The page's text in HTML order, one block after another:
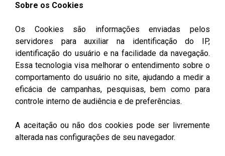
Sobre os Cookies
Os Cookies são informações enviadas pelos
servidores para auxiliar na identificação do IP,
identificação do usuário e na facilidade da navegação.
Essa tecnologia visa melhorar o entendimento sobre o
comportamento do usuário no site, ajudando a medir a
eficácia de campanhas, pesquisas, bem como para
controle interno de audiência e de preferências.
A aceitação ou não dos cookies pode ser livremente
alterada nas configurações de seu navegador.